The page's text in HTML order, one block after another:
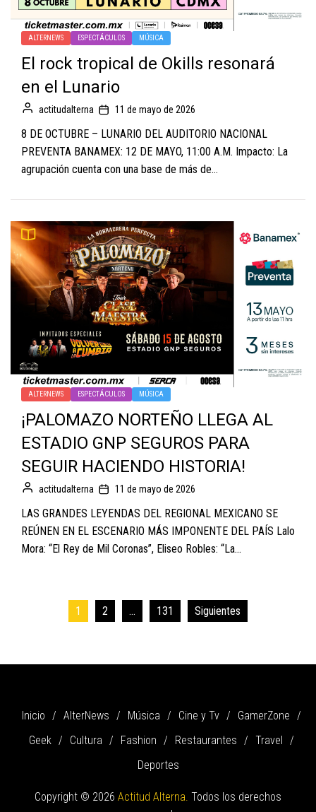
ALTERNEWS ESPECTÁCULOS MÚSICA
El rock tropical de Okills resonará
en el Lunario
actitudalterna 11 de mayo de 2026
8 DE OCTUBRE – LUNARIO DEL AUDITORIO NACIONAL
PREVENTA BANAMEX: 12 DE MAYO, 11:00 A.M. Impacto: La
agrupación cuenta con una base de más de...
ALTERNEWS ESPECTÁCULOS MÚSICA
¡PALOMAZO NORTEÑO LLEGA AL
ESTADIO GNP SEGUROS PARA
SEGUIR HACIENDO HISTORIA!
actitudalterna 11 de mayo de 2026
LAS GRANDES LEYENDAS DEL REGIONAL MEXICANO SE
REÚNEN EN EL ESCENARIO MÁS IMPONENTE DEL PAÍS Lalo
Mora: “El Rey de Mil Coronas”, Eliseo Robles: “La...
Paginación
entradas
1 2 … 131 Siguientes
Inicio AlterNews Música Cine y Tv
GamerZone
Geek
Cultura Fashion Restaurantes
Travel
Deportes
Copyright © 2026 Actitud Alterna. Todos los derechos